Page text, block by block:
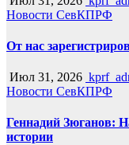
Новости СевКПРФ
От нас
Июл 31, 2026
Новости СевКПРФ
Геннадий Зюганов:
истории